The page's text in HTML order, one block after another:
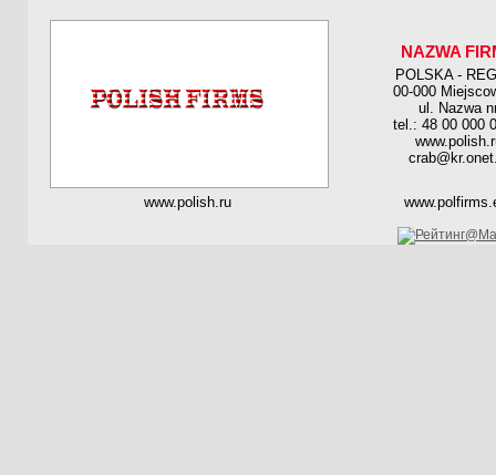
NAZWA
POLSKA -
00-000
ul. Nazwa
tel.: 48 00 000
www.polish.ru